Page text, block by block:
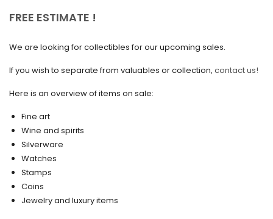
July 2020
June 2020
May 2020
March 2020
February 2020
December 2019
November 2019
October 2019
FREE ESTIMATE !
We are looking for collectibles for our upcoming sales.
If you wish to separate from valuables or collection, contact us!
Here is an overview of items on sale:
Fine art
Wine and spirits
Silverware
Watches
Stamps
Coins
Jewelry and luxury items